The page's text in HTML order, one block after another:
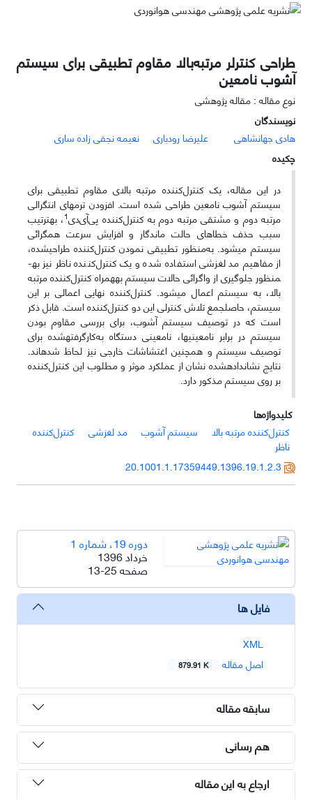
طراحی کنترلر مرتبه‌بالا مقاوم تطبیقی برای سیستم
آشوب نامعین
نوع مقاله : مقاله پژوهشی
نویسندگان
هادی جهانشاهی
علیرضا رودباری
نعیمه نجفی زاده ساری
چکیده
در این مقاله، یک کنترل‌کننده مرتبه بالای مقاوم تطبیقی برای
سیستم آشوب نامعین طراحی شده است. افزودن ترم­های انتگرالی
مرتبه دوم و مشتقی مرتبه دوم به کنترل‌کننده پی‌آی‌دی1، به­ترتیب
سبب حذف خطاهای حالت ماندگار و افزایش سرعت همگرائی
سیستم می­شود. به‌منظور تطبیقی­ نمودن کنترل‌کننده طراحی­شده،
از مفاهیم مد لغزشی استفاده شده و یک کنترل‌کننده ناظر نیز به­
منظور جلوگیری از واگرائی حالات سیستم به­همراه کنترل‌کنندهمرتبه
بالا، به سیستم اعمال می­شود. کنترل‌کننده نهایی اعمالی بر این
سیستم، حاصل­جمع تلاش کنترلی این دو کنترل‌کننده است. قابل ذکر
است که در توصیف سیستم آشوب، برای بررسی مقاوم بودن
سیستم در برابر نامعینی­ها، نامعینی دستگاه به‌کارگرفته­شده برای
توصیف سیستم و همچنین اغتشاشات خارجی نیز لحاظ شده­اند.
نتایج نشان­داده­شده نشان از عملکرد موثر و مطلوب این کنترل‌کننده
بر روی سیستم مذکور دارد.
کلیدواژه‌ها
کنترل‌کننده مرتبه بالا
سیستم آشوب مد لغزشی
کنترل‌کننده
ناظر
20.1001.1.17359449.1396.19.1.2.3
دوره 19، شماره 1
خرداد 1396
صفحه13-25
فایل ها
XML
اصل مقاله
879.91 K
سابقه مقاله
هم رسانی
ارجاع به این مقاله